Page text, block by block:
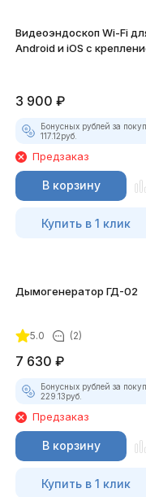
Видеоэндоскоп Wi-Fi
Android и iOS с
3 900 ₽
Бонусных рублей за
117.12руб.
Предзаказ
В корзину
Купить в 1 клик
Дымогенератор ГД-02
5.0 (2)
7 630 ₽
Бонусных рублей за
229.13руб.
Предзаказ
В корзину
Купить в 1 клик